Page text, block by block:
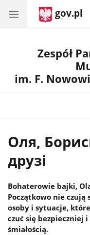
gov.pl
Zespół
im. F.
Оля,
друзі
Bohaterowie bajki,
Początkowo nie
osoby i sytuacje,
czuć się bezpieczniej
śmiałością.